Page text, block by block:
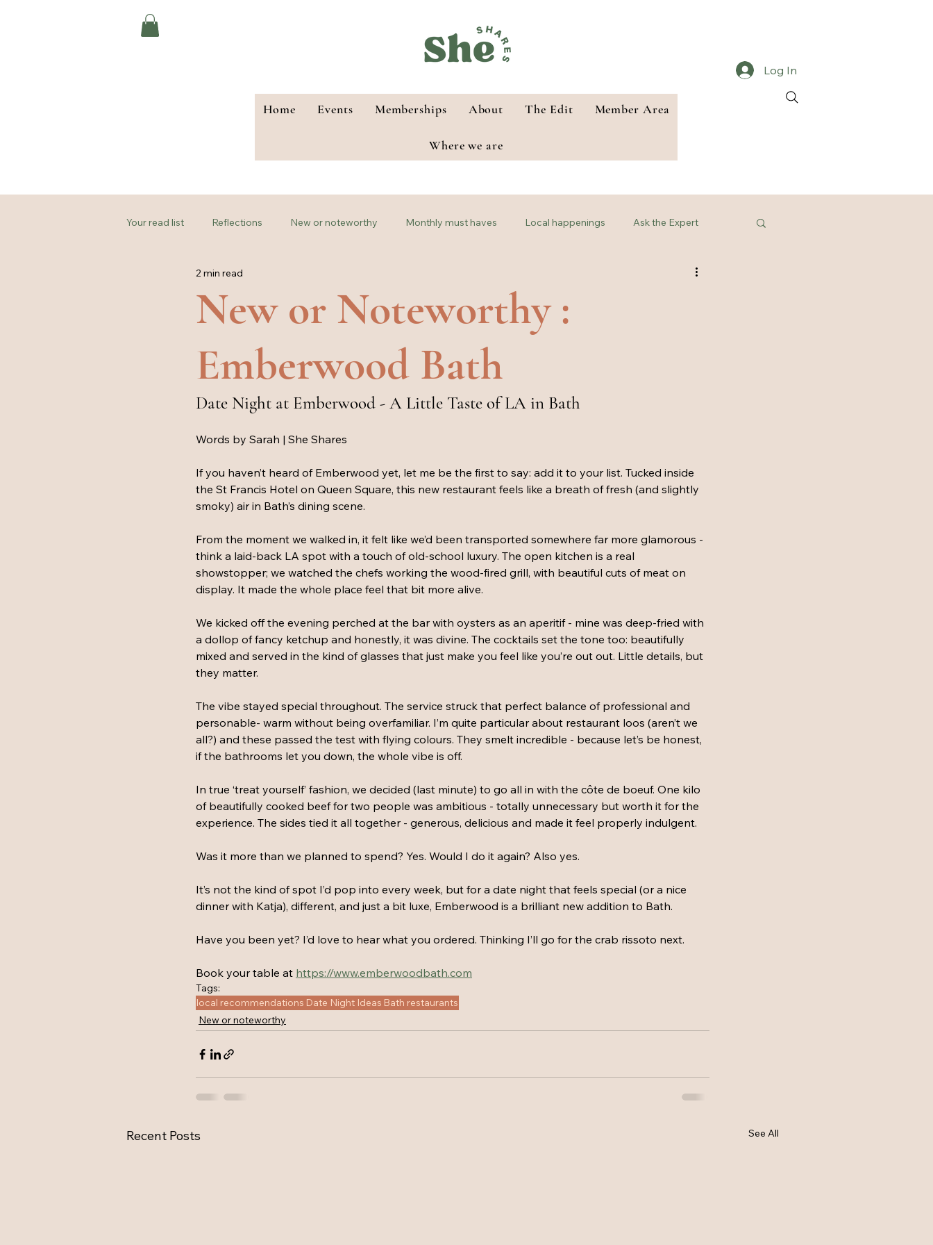
Log In
Home Events Memberships About The Edit Member Area
Where we are
Your read list Reflections New or noteworthy Monthly must haves Local happenings Ask the Expert
New or Noteworthy :
Emberwood Bath
2 min read
Date Night at Emberwood - A Little Taste of LA in Bath
Words by Sarah | She Shares
If you haven’t heard of Emberwood yet, let me be the first to say: add it to your list. Tucked inside
the St Francis Hotel on Queen Square, this new restaurant feels like a breath of fresh (and slightly
smoky) air in Bath’s dining scene.
From the moment we walked in, it felt like we’d been transported somewhere far more glamorous -
think a laid-back LA spot with a touch of old-school luxury. The open kitchen is a real
showstopper; we watched the chefs working the wood-fired grill, with beautiful cuts of meat on
display. It made the whole place feel that bit more alive.
We kicked off the evening perched at the bar with oysters as an aperitif - mine was deep-fried with
a dollop of fancy ketchup and honestly, it was divine. The cocktails set the tone too: beautifully
mixed and served in the kind of glasses that just make you feel like you’re out out. Little details, but
they matter.
The vibe stayed special throughout. The service struck that perfect balance of professional and
personable- warm without being overfamiliar. I’m quite particular about restaurant loos (aren’t we
all?) and these passed the test with flying colours. They smelt incredible - because let’s be honest,
if the bathrooms let you down, the whole vibe is off.
In true ‘treat yourself’ fashion, we decided (last minute) to go all in with the côte de boeuf. One kilo
of beautifully cooked beef for two people was ambitious - totally unnecessary but worth it for the
experience. The sides tied it all together - generous, delicious and made it feel properly indulgent.
Was it more than we planned to spend? Yes. Would I do it again? Also yes.
It’s not the kind of spot I’d pop into every week, but for a date night that feels special (or a nice
dinner with Katja), different, and just a bit luxe, Emberwood is a brilliant new addition to Bath.
Have you been yet? I’d love to hear what you ordered. Thinking I’ll go for the crab rissoto next.
Book your table at https://www.emberwoodbath.com
Tags:
local recommendations Date Night Ideas Bath restaurants
New or noteworthy
Recent Posts See All